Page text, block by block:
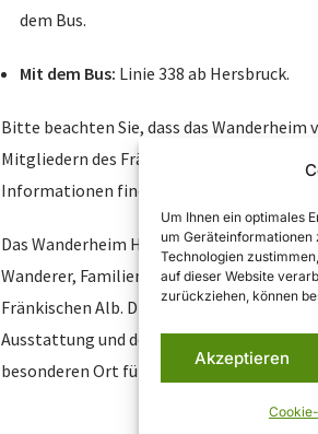
Um Ihnen ein optimales
um Geräteinformationen
Technologien
auf dieser Website
zurückziehen, können
Akzeptieren
dem Bus.
Mit dem Bus: Linie 338 ab Hersbruck.
Bitte beachten Sie, dass das
Mitgliedern des Fränkischen Albvereins
Informationen finden Sie auf der Website
Das Wanderheim Hohenstein bietet eine
Wanderer, Familien, Vereine und
Fränkischen Alb. Die Kombination aus
Ausstattung und der Nähe zur Burg
besonderen Ort für Aufenthalte in der